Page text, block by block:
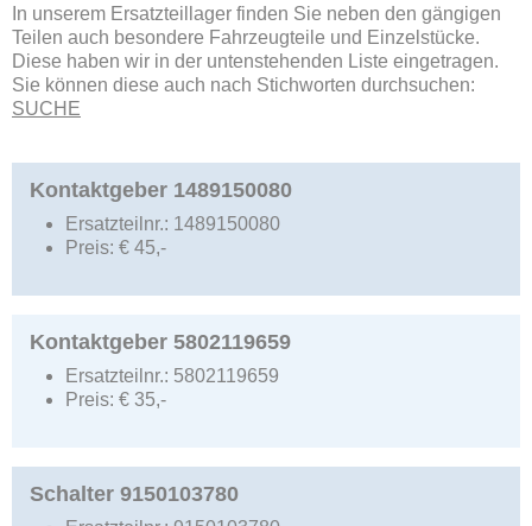
In unserem Ersatzteillager finden Sie neben den gängigen
Teilen auch besondere Fahrzeugteile und Einzelstücke.
Diese haben wir in der untenstehenden Liste eingetragen.
Sie können diese auch nach Stichworten durchsuchen:
SUCHE
Kontaktgeber 1489150080
Ersatzteilnr.: 1489150080
Preis: € 45,-
Kontaktgeber 5802119659
Ersatzteilnr.: 5802119659
Preis: € 35,-
Schalter 9150103780